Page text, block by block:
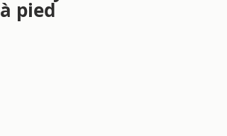
à pied